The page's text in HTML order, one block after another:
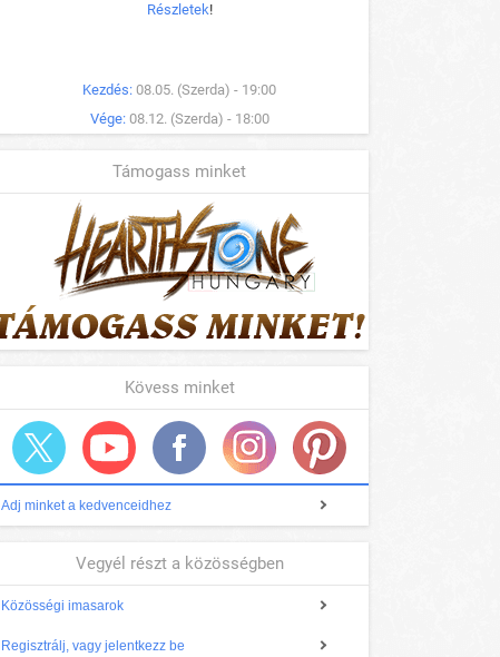
Részletek!
Kezdés: 08.05. (Szerda) - 19:00
Vége: 08.12. (Szerda) - 18:00
Támogass minket
Kövess minket
Adj minket a kedvenceidhez
Vegyél részt a közösségben
Közösségi imasarok
Regisztrálj, vagy jelentkezz be